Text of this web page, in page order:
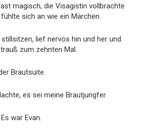
magisch, die Visagistin vollbrachte
sich an wie ein Märchen.
lief nervös hin und her und
zum zehnten Mal.
Brautsuite.
es sei meine Brautjungfer.
war Evan.